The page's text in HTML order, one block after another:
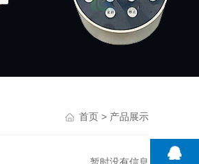
首页 > 产品展示